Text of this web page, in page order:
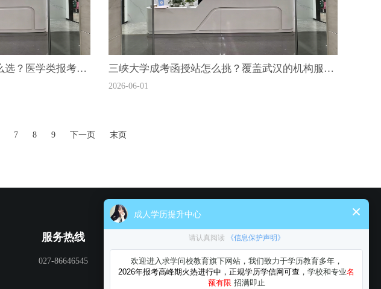
湖北中医药大学成教函授站怎么选？医学类报考资格审核谁家有经验？ 三峡大学成考函授站怎么挑？覆盖武汉的机构服务怎么样？
2026-06-01
7 8 9 下一页 末页
服务热线
027-86646545
关注湖北求学问校教育